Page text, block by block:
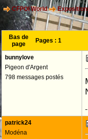
CFPOI World
Bas de
page
Pages : 1
bunnylove
Pigeon d'Argent
798 messages postés
patrick24
Modéna